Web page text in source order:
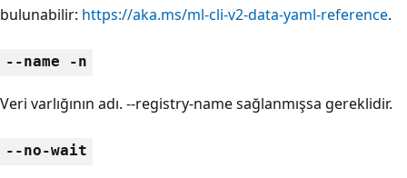
bulunabilir: https://aka.ms/ml-cli-v2-data-yaml-reference.
--name -n
Veri varlığının adı. --registry-name sağlanmışsa gereklidir.
--no-wait